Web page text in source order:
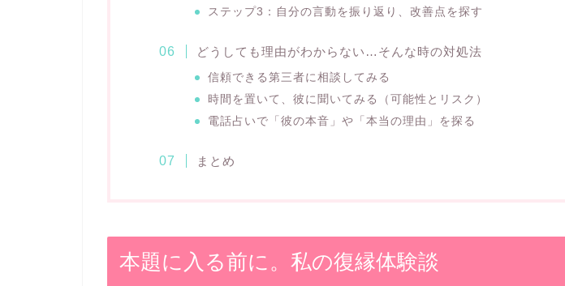
ステップ3：自分の言動を振り返り、改善点を探す
どうしても理由がわからない…そんな時の対処法
信頼できる第三者に相談してみる
時間を置いて、彼に聞いてみる（可能性とリスク）
電話占いで「彼の本音」や「本当の理由」を探る
まとめ
本題に入る前に。私の復縁体験談